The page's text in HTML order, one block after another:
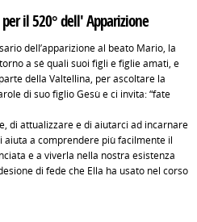
il 520° dell' Apparizione
dell’apparizione al beato Mario, la
a sé quali suoi figli e figlie amati, e
della Valtellina, per ascoltare la
di suo figlio Gesù e ci invita: “fate
di attualizzare e di aiutarci ad incarnare
aiuta a comprendere più facilmente il
e a viverla nella nostra esistenza
di fede che Ella ha usato nel corso